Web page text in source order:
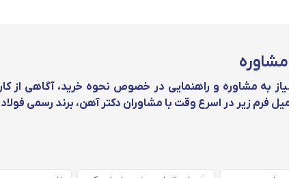
به مشاوره و راهنمایی در خصوص نحوه خرید، آگاهی از
فرم زیر در اسرع وقت با مشاوران دکتر آهن، برند رسمی فولاد